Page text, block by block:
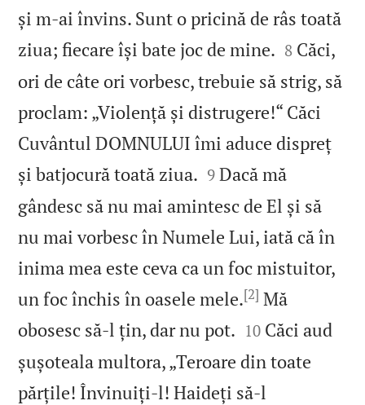
și m‑ai învins. Sunt o pricină de râs toată
ziua; fiecare își bate joc de mine. 

8 Căci,
ori de câte ori vorbesc, trebuie să strig, să
proclam: „Violență și distrugere!“ Căci
Cuvântul DOMNULUI îmi aduce dispreț
și batjocură toată ziua. 

9 Dacă mă
gândesc să nu mai amintesc de El și să
nu mai vorbesc în Numele Lui, iată că în
inima mea este ceva ca un foc mistuitor,
un foc închis în oasele mele.[2] Mă
obosesc să‑l țin, dar nu pot. 

10 Căci aud
șușoteala multora, „Teroare din toate
părțile! Învinuiți‑l! Haideți să‑l